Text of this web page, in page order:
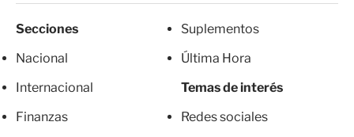
Secciones
Nacional
Internacional
Finanzas
Suplementos
Última Hora
Temas de interés
Redes sociales